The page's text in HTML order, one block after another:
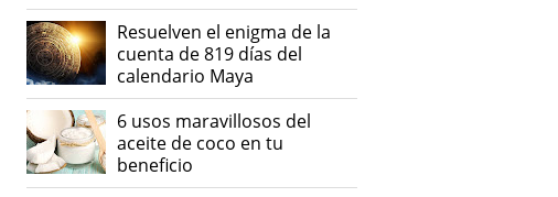
Resuelven el enigma de la
cuenta de 819 días del
calendario Maya
6 usos maravillosos del
aceite de coco en tu
beneficio